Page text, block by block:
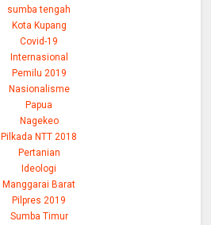
sumba tengah
Kota Kupang
Covid-19
Internasional
Pemilu 2019
Nasionalisme
Papua
Nagekeo
Pilkada NTT 2018
Pertanian
Ideologi
Manggarai Barat
Pilpres 2019
Sumba Timur